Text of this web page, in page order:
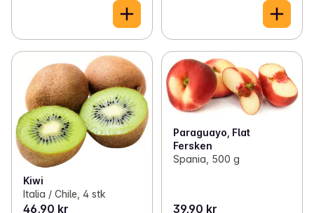
Kiwi
Italia / Chile, 4 stk
46,90 kr
Paraguayo, Flat
Fersken
Spania, 500 g
39,90 kr